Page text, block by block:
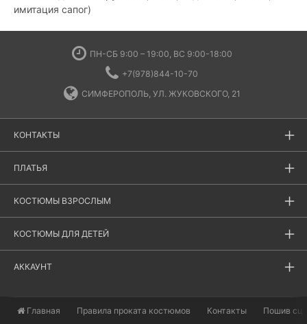
имитация сапог)
ПН-СБ 9:00 – 19:00, ВС 9:00-18:00
+7(978)844-10-70
СИМФЕРОПОЛЬ, УЛ. ЖУКОВСКОГО, 21
КОНТАКТЫ
ПЛАТЬЯ
КОСТЮМЫ ВЗРОСЛЫМ
КОСТЮМЫ ДЛЯ ДЕТЕЙ
АККАУНТ
Главная ​Правила проката костюмов Контакты Пошив